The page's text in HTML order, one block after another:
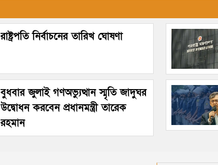
রাষ্ট্রপতি নির্বাচনের তারিখ ঘোষণা
বুধবার জুলাই গণঅভ্যুত্থান স্মৃতি জাদুঘর
উদ্বোধন করবেন প্রধানমন্ত্রী তারেক
রহমান